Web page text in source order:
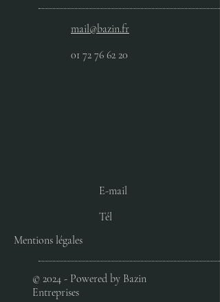
mail@bazin.fr
01 72 76 62 20
E-mail
Tél
Mentions légales
© 2024 - Powered by Bazin
Entreprises